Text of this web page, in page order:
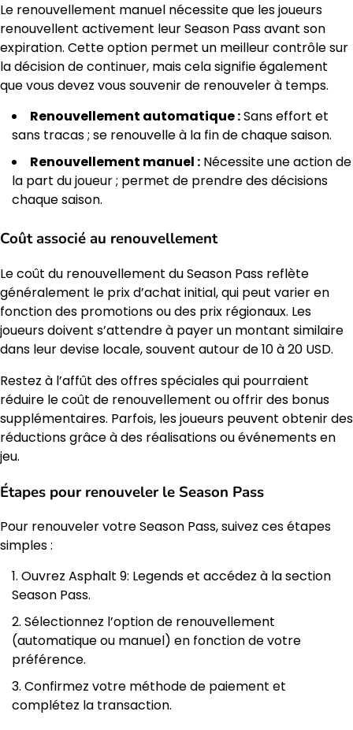
Le renouvellement manuel nécessite que les joueurs
renouvellent activement leur Season Pass avant son
expiration. Cette option permet un meilleur contrôle sur
la décision de continuer, mais cela signifie également
que vous devez vous souvenir de renouveler à temps.
Renouvellement automatique :Sans effort et
sans tracas ; se renouvelle à la fin de chaque saison.
Renouvellement manuel : Nécessite une action de
la part du joueur ; permet de prendre des décisions
chaque saison.
Coût associé au renouvellement
Le coût du renouvellement du Season Pass reflète
généralement le prix d’achat initial, qui peut varier en
fonction des promotions ou des prix régionaux. Les
joueurs doivent s’attendre à payer un montant similaire
dans leur devise locale, souvent autour de 10 à 20 USD.
Restez à l’affût des offres spéciales qui pourraient
réduire le coût de renouvellement ou offrir des bonus
supplémentaires. Parfois, les joueurs peuvent obtenir des
réductions grâce à des réalisations ou événements en
jeu.
Étapes pour renouveler le Season Pass
Pour renouveler votre Season Pass, suivez ces étapes
simples :
Ouvrez Asphalt 9: Legends et accédez à la section
Season Pass.
Sélectionnez l’option de renouvellement
(automatique ou manuel) en fonction de votre
préférence.
Confirmez votre méthode de paiement et
complétez la transaction.